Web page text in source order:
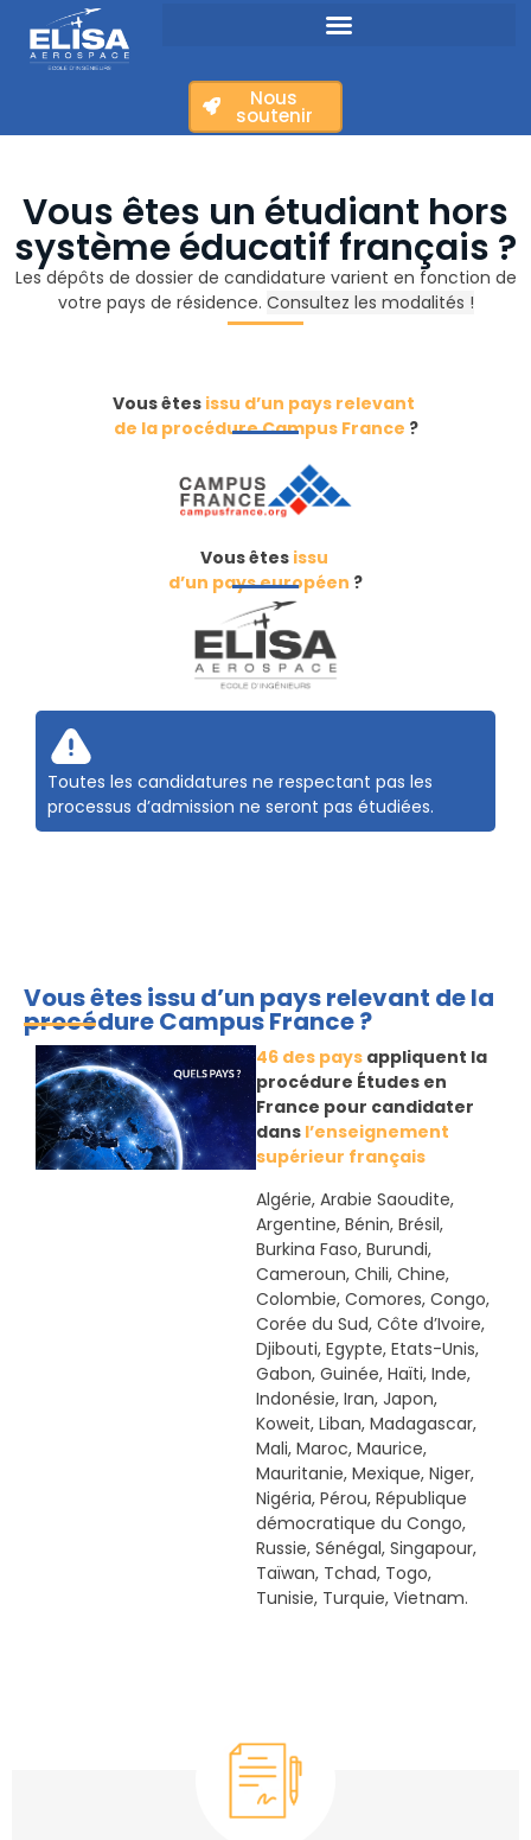
Nous
soutenir
Vous êtes un étudiant hors
système éducatif français ?
Les dépôts de dossier de candidature varient en fonction de
votre pays de résidence. Consultez les modalités !
Vous êtes issu d’un pays relevant
de la procédure Campus France ?
Vous êtes issu
d’un pays européen ?
Toutes les candidatures ne respectant pas les
processus d’admission ne seront pas étudiées.
Vous êtes issu d’un pays relevant de la
procédure Campus France ?
46 des pays appliquent la
procédure Études en
France pour candidater
dans l’enseignement
supérieur français
Algérie, Arabie Saoudite,
Argentine, Bénin, Brésil,
Burkina Faso, Burundi,
Cameroun, Chili, Chine,
Colombie, Comores, Congo,
Corée du Sud, Côte d’Ivoire,
Djibouti, Egypte, Etats-Unis,
Gabon, Guinée, Haïti, Inde,
Indonésie, Iran, Japon,
Koweit, Liban, Madagascar,
Mali, Maroc, Maurice,
Mauritanie, Mexique, Niger,
Nigéria, Pérou, République
démocratique du Congo,
Russie, Sénégal, Singapour,
Taïwan, Tchad, Togo,
Tunisie, Turquie, Vietnam.